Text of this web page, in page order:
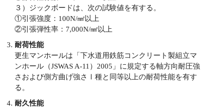
３）ジックボードは、次の試験値を有する。
①引張強度：100N/㎟以上
②引張弾性率：7,000N/㎟以上
耐荷性能
更生マンホールは「下水道用鉄筋コンクリート製組立マ
ンホール（JSWAS A-11）2005」に規定する軸方向耐圧強
さおよび側方曲げ強さⅠ種と同等以上の耐荷性能を有す
る。
耐久性能